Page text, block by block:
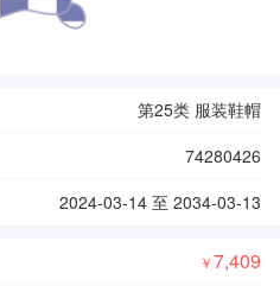
第25类 服装鞋帽
74280426
2024-03-14 至 2034-03-13
￥7,409